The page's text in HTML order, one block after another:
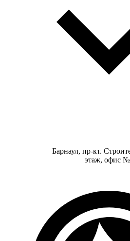
Барнаул, пр-кт.
этаж, офис